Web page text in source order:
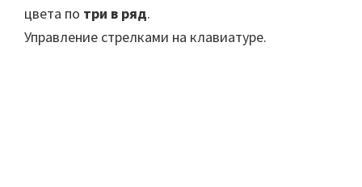
цвета по три в ряд.
Управление стрелками на клавиатуре.